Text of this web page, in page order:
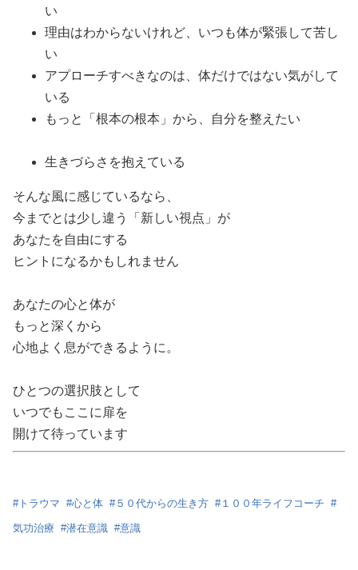
い
理由はわからないけれど、いつも体が緊張して苦し
い
アプローチすべきなのは、体だけではない気がして
いる
もっと「根本の根本」から、自分を整えたい
生きづらさを抱えている
そんな風に感じているなら、
今までとは少し違う「新しい視点」が
あなたを自由にする
ヒントになるかもしれません
あなたの心と体が
もっと深くから
心地よく息ができるように。
ひとつの選択肢として
いつでもここに扉を
開けて待っています
#トラウマ #心と体 #５０代からの生き方 #１００年ライフコーチ #
気功治療 #潜在意識 #意識